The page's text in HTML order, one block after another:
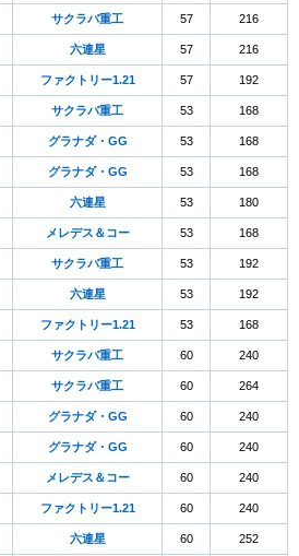
サクラバ重工 57 216
六連星 57 216
ファクトリー1.21 57 192
サクラバ重工 53 168
グラナダ・GG 53 168
グラナダ・GG 53 168
六連星 53 180
メレデス＆コー 53 168
サクラバ重工 53 192
六連星 53 192
ファクトリー1.21 53 168
サクラバ重工 60 240
サクラバ重工 60 264
グラナダ・GG 60 240
グラナダ・GG 60 240
メレデス＆コー 60 240
ファクトリー1.21 60 240
六連星 60 252